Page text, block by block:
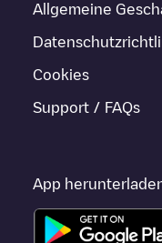
Allgemeine
Cookies
Support / FAQs
App